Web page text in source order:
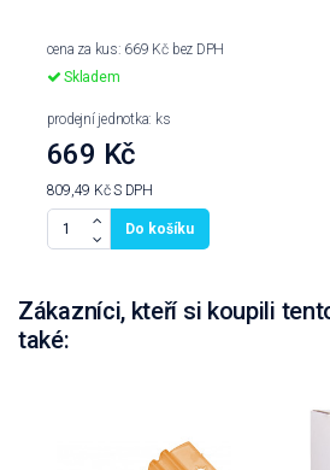
cena za kus: 669 Kč bez DPH
Skladem
prodejní jednotka: ks
669 Kč
809,49 KčS DPH
Do košíku
Zákazníci, kteří si koupili
také: